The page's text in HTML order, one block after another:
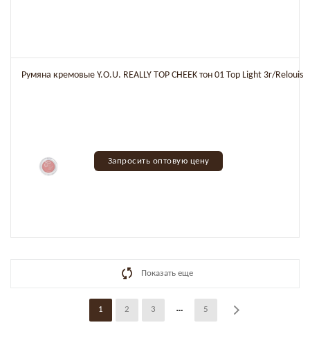
Румяна кремовые Y.O.U. REALLY TOP CHEEK тон 01 Top Light 3г/Relouis
Запросить оптовую цену
Показать еще
1 2 3 5